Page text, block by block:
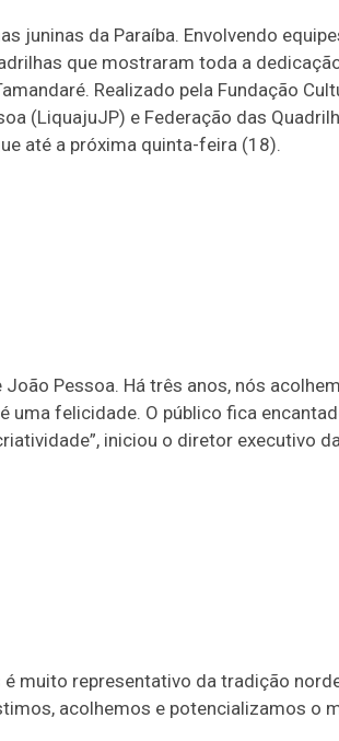
juninas da Paraíba. Envolvendo
que mostraram toda a
Realizado pela Fundação
(LiquajuJP) e Federação das
até a próxima quinta-feira (18).
Pessoa. Há três anos, nós
uma felicidade. O público fica
iniciou o diretor executivo
muito representativo da tradição
acolhemos e potencializamos o